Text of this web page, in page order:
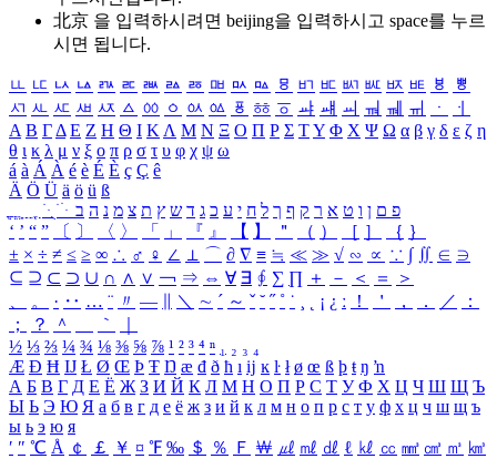
北京 을 입력하시려면 beijing을 입력하시고 space를 누르
시면 됩니다.
ㅥ ㅦ ㅧ ㅨ ㅩ ㅪ ㅫ ㅬ ㅭ ㅮ ㅯ ㅰ ㅱ ㅲ ㅳ ㅴ ㅵ ㅶ ㅷ ㅸ
ㅹ
ㅺ ㅻ ㅼ ㅽ ㅾ ㅿ ㆀ ㆁ ㆂ ㆃ ㆄ ㆅ ㆆ ㆇ ㆈ ㆉ ㆊ ㆋ ㆌ ㆍ
ㆎ
Α Β ΓΔ Ε Ζ Η Θ Ι ΚΛ Μ Ν Ξ Ο Π Ρ Σ ΤΥ Φ Χ Ψ Ω α β γ δ ε ζ η
θ ι κ λ μ ν ξ ο π ρ σ τ υ φ χ ψ ω
á à Á À é è É È ç Ç ê
Ä Ö Ü ä ö ü ß
ִֶֹ ֻּ ׁׂ פ ם ן ו ט א ר ק ף ך ל ח י ע כ ג ד ש ץ ת צ מ נ ה ב
‘ ’ “ ” 〔 〕 〈 〉 「 」 『 』 【 】 ＂ （ ） ［ ］ ｛ ｝
± × ÷ ≠ ≤ ≥ ∞ ∴ ♂ ♀ ∠ ⊥ ⌒ ∂ ∇ ≡ ≒ ≪ ≫ √ ∽ ∝ ∵ ∫ ∬ ∈ ∋
⊆ ⊇ ⊂ ⊃ ∪ ∩ ∧ ∨ ￢ ⇒ ⇔ ∀ ∃ ∮ ∑ ∏ ＋ － ＜ ＝
＞
、
。 · ‥ … ¨ 〃 ― ＼ ∼ ´ ～ ˇ ˘ ˝ ˚ ˙ ¸ ¡ ¿ ː ！ ＇ ， ． ／
：
；
？ ＾ ｀
½ ⅓ ⅔ ¼ ¾ ⅛ ⅜ ⅝ ⅞ ¹ ² ³ ⁴ ⁿ ₁ ₂ ₃ ₄
Æ Ð Ħ Ĳ Ł Ø Œ Þ Ŧ Ŋ æ đ ð ħ ı ĳ ĸ ŀ ł ø œ ß þ ŧ ŋ ŉ
А Б В Г Д Е Ё Ж З И Й К Л М Н О П Р С Т У Ф Х Ц Ч Ш Щ Ъ
Ы Ь Э Ю Я а б в г д е ё ж з и й к л м н о п р с т у ф х ц ч ш щ ъ
ы ь э ю я
′ ″ ℃ Å ￠ ￡ ￥ ¤ ℉ ‰ ＄ ％ Ｆ ￦ ㎕ ㎖ ㎗ ℓ ㎘ ㏄ ㎣ ㎤ ㎥ ㎦